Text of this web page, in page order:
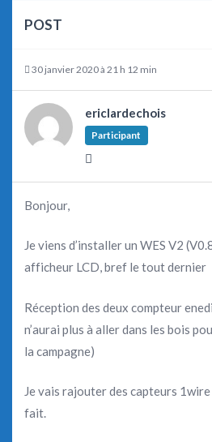
POST
30 janvier 2020 à 21 h 12 min
ericlardechois
Participant
Bonjour,
Je viens d’installer un WES V2
afficheur LCD, bref le tout dernier
Réception des deux compteur
n’aurai plus à aller dans les bois
la campagne)
Je vais rajouter des capteurs 1wire
fait.